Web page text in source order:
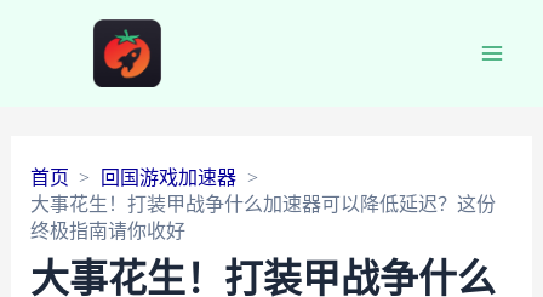
首页
回国游戏加速器
大事花生！打装甲战争什么加速器可以降低延迟？这份
终极指南请你收好
大事花生！打装甲战争什么